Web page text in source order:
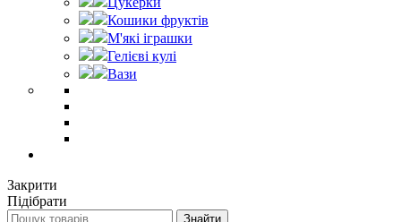
Кошики фруктів
М'які іграшки
Гелієві кулі
Вази
Закрити
Підібрати